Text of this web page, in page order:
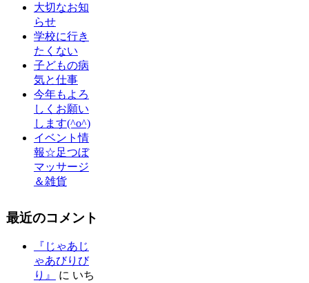
大切なお知
らせ
学校に行き
たくない
子どもの病
気と仕事
今年もよろ
しくお願い
します(^o^)
イベント情
報☆足つぼ
マッサージ
＆雑貨
最近のコメント
『じゃあじ
ゃあびりび
り』
に いち